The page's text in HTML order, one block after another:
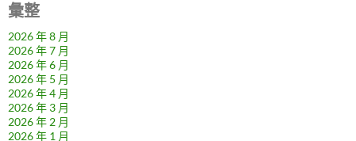
彙整
2026 年 8 月
2026 年 7 月
2026 年 6 月
2026 年 5 月
2026 年 4 月
2026 年 3 月
2026 年 2 月
2026 年 1 月